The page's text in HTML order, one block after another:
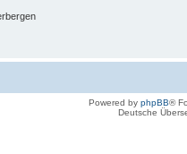
Powered by phpBB®
Deutsche